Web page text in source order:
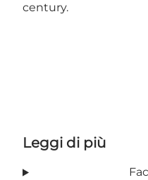
century.
Leggi di più